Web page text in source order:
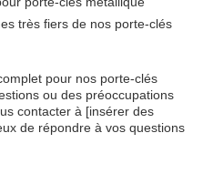
très fiers de nos porte-clés
pour nos porte-clés
ou des préoccupations
contacter à [insérer des
de répondre à vos questions